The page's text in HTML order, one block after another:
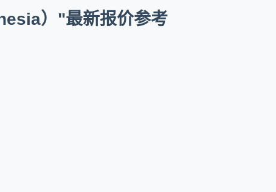
）"最新报价参考